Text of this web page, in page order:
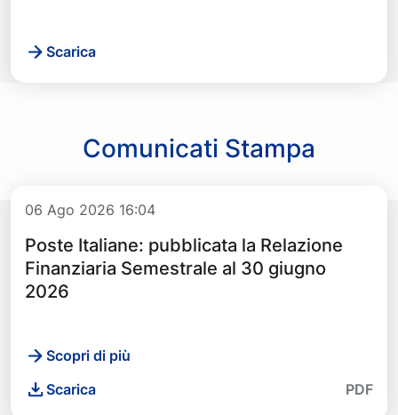
Scarica
Comunicati Stampa
06 Ago 2026 16:04
Poste Italiane: pubblicata la Relazione
Finanziaria Semestrale al 30 giugno
2026
Scopri di più
Scarica
PDF